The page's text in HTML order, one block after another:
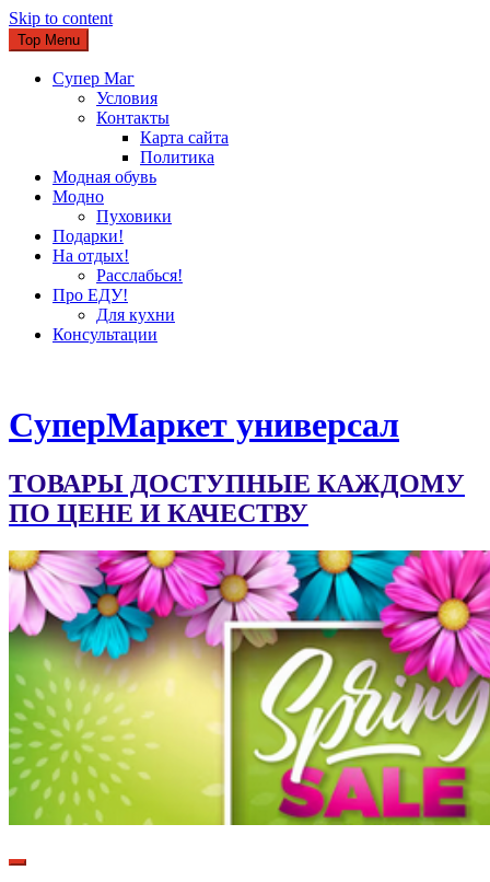
Skip to content
Top Menu
Супер Маг
Условия
Контакты
Карта сайта
Политика
Модная обувь
Модно
Пуховики
Подарки!
На отдых!
Расслабься!
Про ЕДУ!
Для кухни
Консультации
CуперМаркет универсал
ТОВАРЫ ДОСТУПНЫЕ КАЖДОМУ
ПО ЦЕНЕ И КАЧЕСТВУ